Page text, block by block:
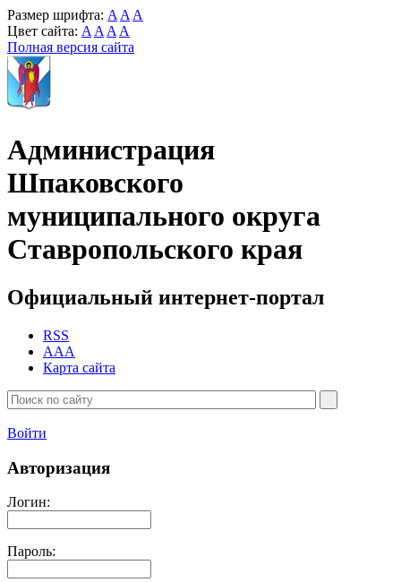
Размер шрифта: A A A
Цвет сайта: A A A A
Полная версия сайта
Администрация
Шпаковского
муниципального округа
Ставропольского края
Официальный интернет-портал
RSS
AAA
Карта сайта
Войти
Авторизация
Логин:
Пароль: